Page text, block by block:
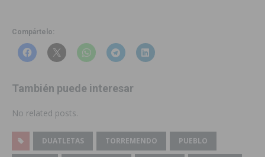
Compártelo:
También puede interesar
No related posts.
DUATLETAS TORREMENDO PUEBLO